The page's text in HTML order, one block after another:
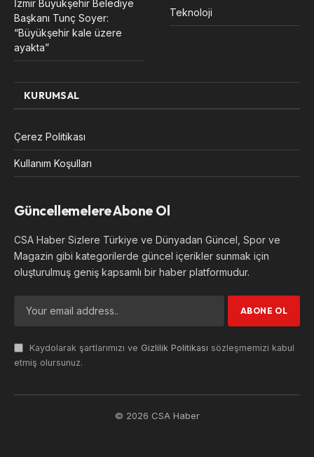
İzmir Büyükşehir Belediye
Başkanı Tunç Soyer:
“Büyükşehir kale üzere
ayakta”
Teknoloji
KURUMSAL
Çerez Politikası
Kullanım Koşulları
Güncellemelere Abone Ol
CSA Haber Sizlere Türkiye ve Dünyadan Güncel, Spor ve
Magazin gibi kategorilerde güncel içerikler sunmak için
oluşturulmuş geniş kapsamlı bir haber platformudur.
Kaydolarak şartlarımızı ve Gizlilik Politikası sözleşmemizi kabul
etmiş olursunuz.
© 2026 CSA Haber